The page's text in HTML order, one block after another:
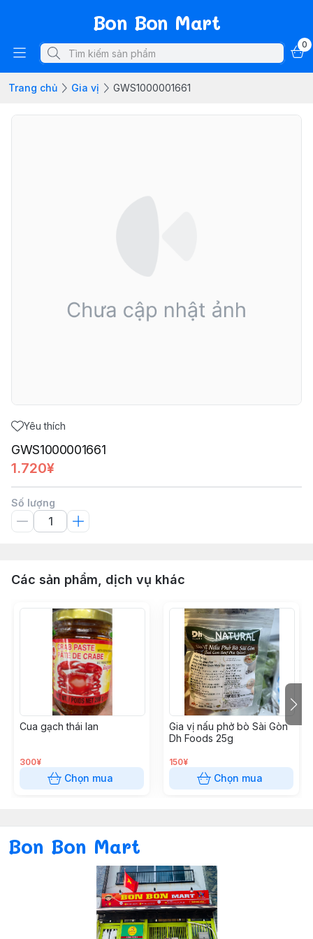
Bon Bon Mart
0
Trang chủ Gia vị GWS1000001661
Yêu thích
GWS1000001661
1.720¥
Số lượng
Các sản phẩm, dịch vụ khác
Cua gạch thái lan
300¥
Chọn mua
Gia vị nấu phở bò Sài Gòn
Dh Foods 25g
150¥
Chọn mua
Bon Bon Mart